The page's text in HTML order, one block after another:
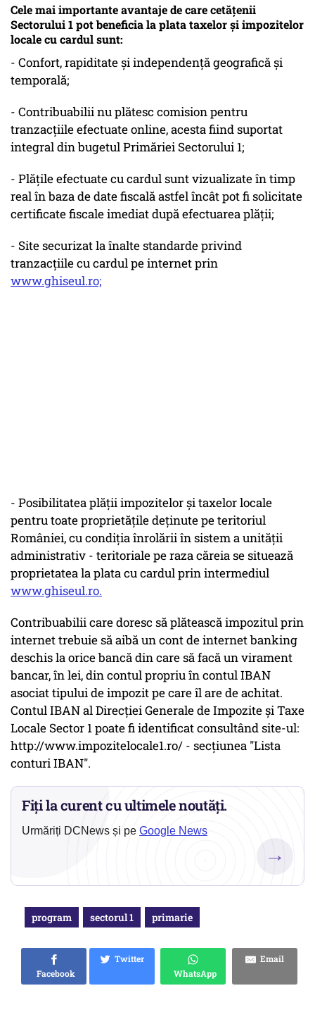
Cele mai importante avantaje de care cetățenii
Sectorului 1 pot beneficia la plata taxelor și impozitelor
locale cu cardul sunt:
- Confort, rapiditate și independență geografică și
temporală;
- Contribuabilii nu plătesc comision pentru
tranzacțiile efectuate online, acesta fiind suportat
integral din bugetul Primăriei Sectorului 1;
- Plățile efectuate cu cardul sunt vizualizate în timp
real în baza de date fiscală astfel încât pot fi solicitate
certificate fiscale imediat după efectuarea plății;
- Site securizat la înalte standarde privind
tranzacțiile cu cardul pe internet prin
www.ghiseul.ro;
- Posibilitatea plății impozitelor și taxelor locale
pentru toate proprietățile deținute pe teritoriul
României, cu condiția înrolării în sistem a unității
administrativ - teritoriale pe raza căreia se situează
proprietatea la plata cu cardul prin intermediul
www.ghiseul.ro.
Contribuabilii care doresc să plătească impozitul prin
internet trebuie să aibă un cont de internet banking
deschis la orice bancă din care să facă un virament
bancar, în lei, din contul propriu în contul IBAN
asociat tipului de impozit pe care îl are de achitat.
Contul IBAN al Direcției Generale de Impozite și Taxe
Locale Sector 1 poate fi identificat consultând site-ul:
http://www.impozitelocale1.ro/ - secţiunea "Lista
conturi IBAN".
Fiți la curent cu ultimele noutăți.
Urmăriți DCNews și pe Google News
→
program sectorul 1 primarie
Facebook
Twitter
WhatsApp
Email